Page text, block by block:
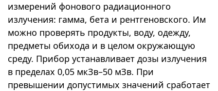
измерений фонового радиационного
излучения: гамма, бета и рентгеновского. Им
можно проверять продукты, воду, одежду,
предметы обихода и в целом окружающую
среду. Прибор устанавливает дозы излучения
в пределах 0,05 мкЗв–50 мЗв. При
превышении допустимых значений сработает